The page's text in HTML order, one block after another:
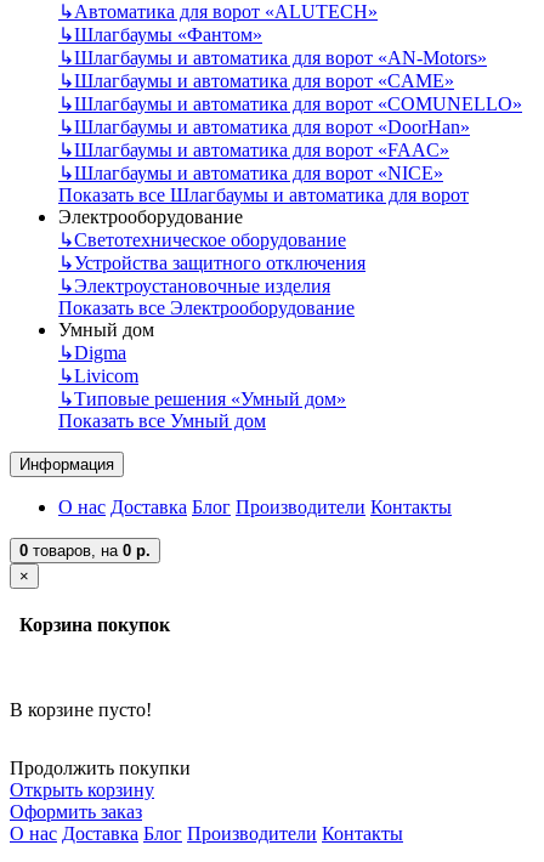
↳Автоматика для ворот «ALUTECH»
↳Шлагбаумы «Фантом»
↳Шлагбаумы и автоматика для ворот «AN-Motors»
↳Шлагбаумы и автоматика для ворот «CAME»
↳Шлагбаумы и автоматика для ворот «COMUNELLO»
↳Шлагбаумы и автоматика для ворот «DoorHan»
↳Шлагбаумы и автоматика для ворот «FAAC»
↳Шлагбаумы и автоматика для ворот «NICE»
Показать все Шлагбаумы и автоматика для ворот
Электрооборудование
↳Светотехническое оборудование
↳Устройства защитного отключения
↳Электроустановочные изделия
Показать все Электрооборудование
Умный дом
↳Digma
↳Livicom
↳Типовые решения «Умный дом»
Показать все Умный дом
Информация
О нас Доставка Блог Производители Контакты
0 товаров, на 0 р.
×
Корзина покупок
В корзине пусто!
Продолжить покупки
Открыть корзину
Оформить заказ
О нас Доставка Блог Производители Контакты